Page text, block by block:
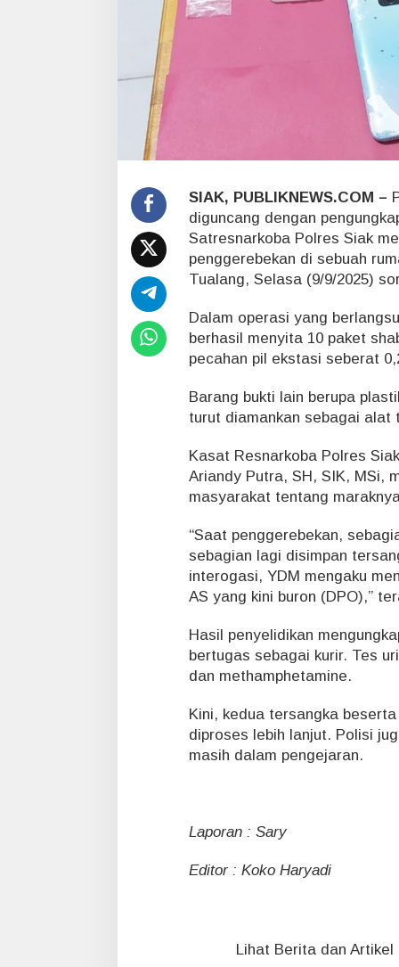
a
SIAK, PUBLIKNEWS.COM –
diguncang dengan
Satresnarkoba Polres Siak
penggerebekan di sebuah
Tualang, Selasa (9/9/2025)
Dalam operasi yang
berhasil menyita 10 paket
pecahan pil ekstasi seberat
Barang bukti lain berupa
turut diamankan sebagai alat
Kasat Resnarkoba Polres
Ariandy Putra, SH, SIK, MSi,
masyarakat tentang
“Saat penggerebekan,
sebagian lagi disimpan
interogasi, YDM mengaku
AS yang kini buron (DPO),”
Hasil penyelidikan
bertugas sebagai kurir. Tes
dan methamphetamine.
Kini, kedua tersangka
diproses lebih lanjut. Polisi
masih dalam pengejaran.
Laporan : Sary
Editor : Koko Haryadi
Lihat Berita dan Artikel